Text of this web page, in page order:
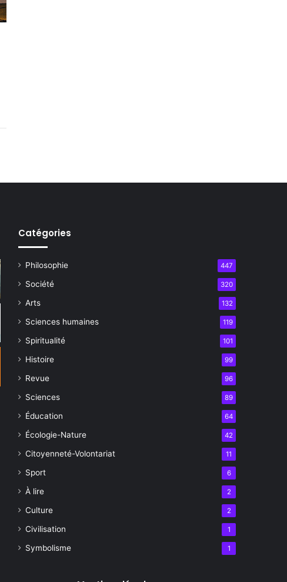
Catégories
Philosophie 447
Société 320
Arts 132
Sciences humaines 119
Spiritualité 101
Histoire 99
Revue 96
Sciences 89
Éducation 64
Écologie-Nature 42
Citoyenneté-Volontariat 11
Sport 6
À lire 2
Culture 2
Civilisation 1
Symbolisme 1